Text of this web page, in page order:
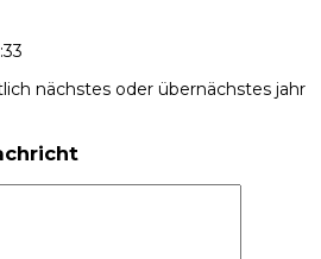
nächstes oder übernächstes jahr